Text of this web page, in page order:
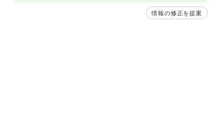
情報の修正を提案